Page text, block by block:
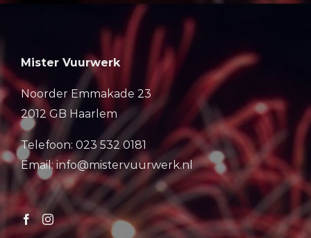
Mister Vuurwerk
Noorder Emmakade 23
2012 GB Haarlem
Telefoon: 023 532 0181
Email: info@mistervuurwerk.nl